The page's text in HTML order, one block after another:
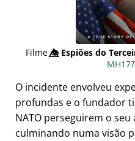
Filme👁️⃤Espiões do
MH17
O incidente envolveu
profundas e o fundador
NATO perseguirem o
culminando numa visão